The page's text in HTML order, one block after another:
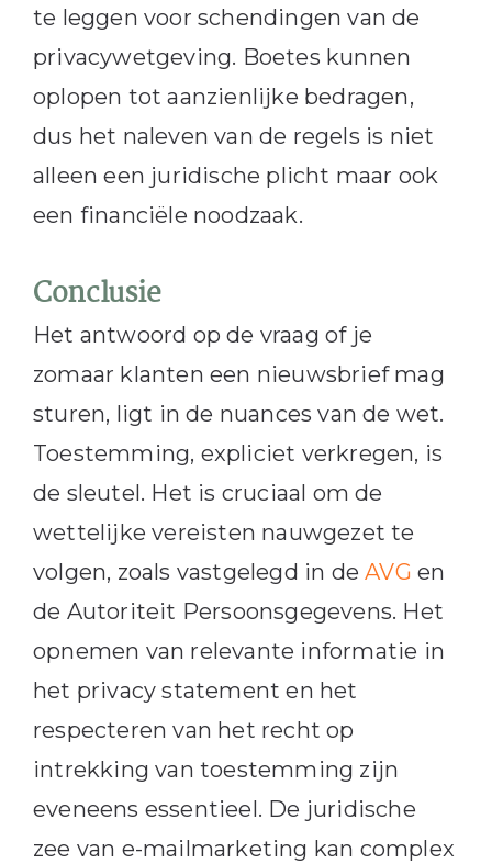
te leggen voor schendingen van de
privacywetgeving. Boetes kunnen
oplopen tot aanzienlijke bedragen,
dus het naleven van de regels is niet
alleen een juridische plicht maar ook
een financiële noodzaak.
Conclusie
Het antwoord op de vraag of je
zomaar klanten een nieuwsbrief mag
sturen, ligt in de nuances van de wet.
Toestemming, expliciet verkregen, is
de sleutel. Het is cruciaal om de
wettelijke vereisten nauwgezet te
volgen, zoals vastgelegd in deAVG en
de Autoriteit Persoonsgegevens. Het
opnemen van relevante informatie in
het privacy statement en het
respecteren van het recht op
intrekking van toestemming zijn
eveneens essentieel. De juridische
zee van e-mailmarketing kan complex